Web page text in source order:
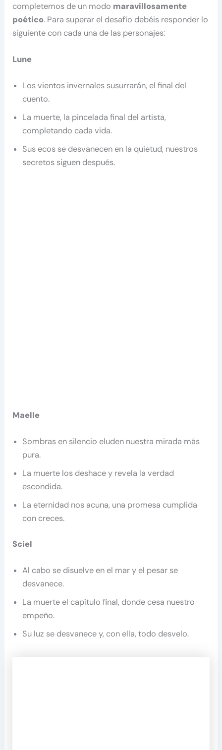
completemos de un modo maravillosamente
poético. Para superar el desafío debéis responder lo
siguiente con cada una de las personajes:
Lune
Los vientos invernales susurrarán, el final del
cuento.
La muerte, la pincelada final del artista,
completando cada vida.
Sus ecos se desvanecen en la quietud, nuestros
secretos siguen después.
Maelle
Sombras en silencio eluden nuestra mirada más
pura.
La muerte los deshace y revela la verdad
escondida.
La eternidad nos acuna, una promesa cumplida
con creces.
Sciel
Al cabo se disuelve en el mar y el pesar se
desvanece.
La muerte el capítulo final, donde cesa nuestro
empeño.
Su luz se desvanece y, con ella, todo desvelo.